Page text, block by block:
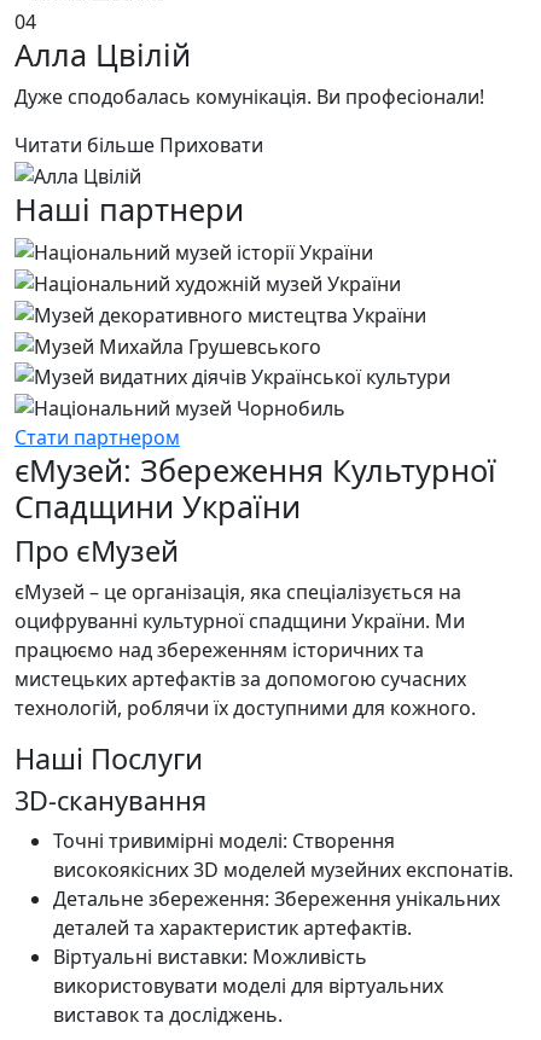
04
Алла Цвілій
Дуже сподобалась комунікація. Ви професіонали!
Читати більше Приховати
Наші партнери
Стати партнером
єМузей: Збереження Культурної
Спадщини України
Про єМузей
єМузей – це організація, яка спеціалізується на
оцифруванні культурної спадщини України. Ми
працюємо над збереженням історичних та
мистецьких артефактів за допомогою сучасних
технологій, роблячи їх доступними для кожного.
Наші Послуги
3D-сканування
Точні тривимірні моделі: Створення
високоякісних 3D моделей музейних експонатів.
Детальне збереження: Збереження унікальних
деталей та характеристик артефактів.
Віртуальні виставки: Можливість
використовувати моделі для віртуальних
виставок та досліджень.